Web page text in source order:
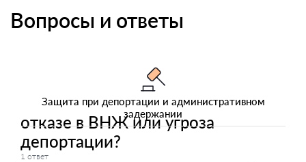
Вопросы и ответы
Защита при депортации и административном
задержании
отказе в ВНЖ или угроза
депортации?
1 ответ